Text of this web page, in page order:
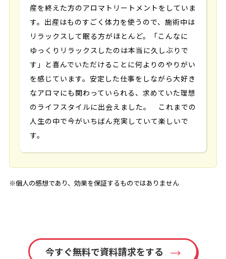
産を終えた方のアロマトリートメントをしていま
す。出産はものすごく体力を使うので、施術中は
リラックスして眠る方がほとんど。「こんなに
ゆっくりリラックスしたのは本当に久しぶりで
す」と喜んでいただけることに何よりのやりがい
を感じています。安定した仕事をしながら大好き
なアロマにも関わっていられる、求めていた理想
のライフスタイルに出会えました。 これまでの
人生の中で今がいちばん充実していて楽しいで
す。
※個人の感想であり、効果を保証するものではありません
今すぐ無料で資料請求をする